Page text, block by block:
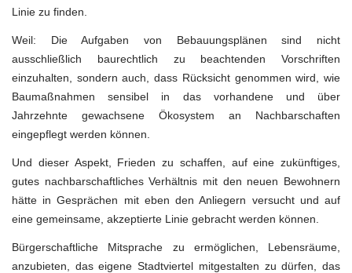
Linie zu finden.
Weil: Die Aufgaben von Bebauungsplänen sind nicht
ausschließlich baurechtlich zu beachtenden Vorschriften
einzuhalten, sondern auch, dass Rücksicht genommen wird, wie
Baumaßnahmen sensibel in das vorhandene und über
Jahrzehnte gewachsene Ökosystem an Nachbarschaften
eingepflegt werden können.
Und dieser Aspekt, Frieden zu schaffen, auf eine zukünftiges,
gutes nachbarschaftliches Verhältnis mit den neuen Bewohnern
hätte in Gesprächen mit eben den Anliegern versucht und auf
eine gemeinsame, akzeptierte Linie gebracht werden können.
Bürgerschaftliche Mitsprache zu ermöglichen, Lebensräume,
anzubieten, das eigene Stadtviertel mitgestalten zu dürfen, das